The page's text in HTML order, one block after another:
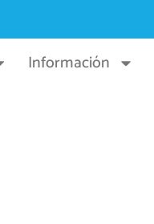
Información